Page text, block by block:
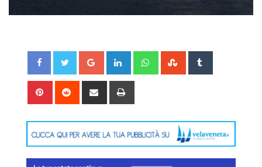
Google+ LinkedIn WhatsappStumbleUpon
Pinterest Reddit
Share